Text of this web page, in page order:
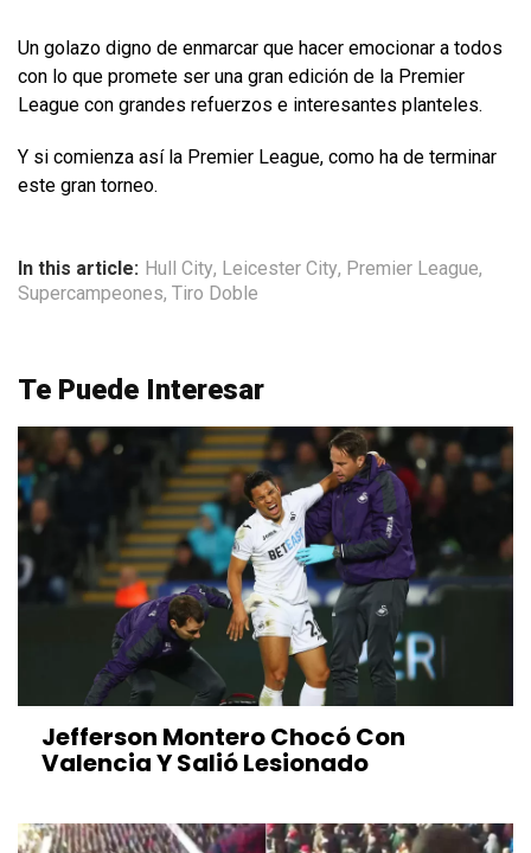
Un golazo digno de enmarcar que hacer emocionar a todos
con lo que promete ser una gran edición de la Premier
League con grandes refuerzos e interesantes planteles.
Y si comienza así la Premier League, como ha de terminar
este gran torneo.
In this article: Hull City, Leicester City, Premier League,
Supercampeones, Tiro Doble
Te Puede Interesar
Jefferson Montero Chocó Con
Valencia Y Salió Lesionado